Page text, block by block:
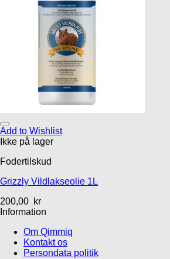
Add to Wishlist
Ikke på lager
Fodertilskud
Grizzly Vildlakseolie 1L
200,00 kr
Information
Om Qimmiq
Kontakt os
Persondata politik